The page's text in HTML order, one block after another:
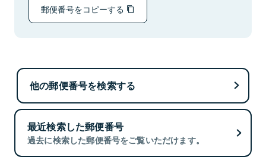
郵便番号をコピーする
他の郵便番号を検索する
最近検索した郵便番号
過去に検索した郵便番号をご覧いただけます。